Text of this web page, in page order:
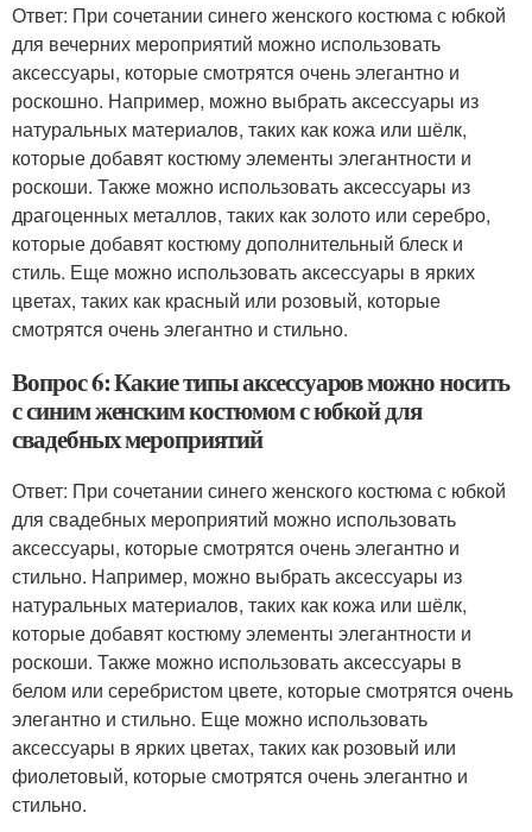
Ответ: При сочетании синего женского костюма с юбкой
для вечерних мероприятий можно использовать
аксессуары, которые смотрятся очень элегантно и
роскошно. Например, можно выбрать аксессуары из
натуральных материалов, таких как кожа или шёлк,
которые добавят костюму элементы элегантности и
роскоши. Также можно использовать аксессуары из
драгоценных металлов, таких как золото или серебро,
которые добавят костюму дополнительный блеск и
стиль. Еще можно использовать аксессуары в ярких
цветах, таких как красный или розовый, которые
смотрятся очень элегантно и стильно.
Вопрос 6: Какие типы аксессуаров можно носить
с синим женским костюмом с юбкой для
свадебных мероприятий
Ответ: При сочетании синего женского костюма с юбкой
для свадебных мероприятий можно использовать
аксессуары, которые смотрятся очень элегантно и
стильно. Например, можно выбрать аксессуары из
натуральных материалов, таких как кожа или шёлк,
которые добавят костюму элементы элегантности и
роскоши. Также можно использовать аксессуары в
белом или серебристом цвете, которые смотрятся очень
элегантно и стильно. Еще можно использовать
аксессуары в ярких цветах, таких как розовый или
фиолетовый, которые смотрятся очень элегантно и
стильно.